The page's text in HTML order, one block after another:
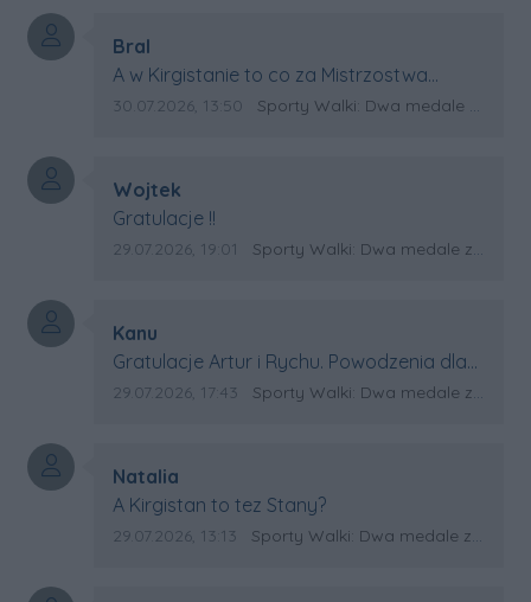
Autor komentarza:
Bral
Treść komentarza:
A w Kirgistanie to co za Mistrzostwa
Swiata?
Data dodania komentarza:
30.07.2026, 13:50 Źródło komentarza:
Sporty Walki: Dwa medale za oceanem
Autor komentarza:
Wojtek
Treść komentarza:
Gratulacje !!
Data dodania komentarza:
29.07.2026, 19:01 Źródło komentarza:
Sporty Walki: Dwa medale za oceanem
Autor komentarza:
Kanu
Treść komentarza:
Gratulacje Artur i Rychu. Powodzenia dla
Kirgistanu.
Data dodania komentarza:
29.07.2026, 17:43 Źródło komentarza:
Sporty Walki: Dwa medale za oceanem
Autor komentarza:
Natalia
Treść komentarza:
A Kirgistan to tez Stany?
Data dodania komentarza:
29.07.2026, 13:13 Źródło komentarza:
Sporty Walki: Dwa medale za oceanem